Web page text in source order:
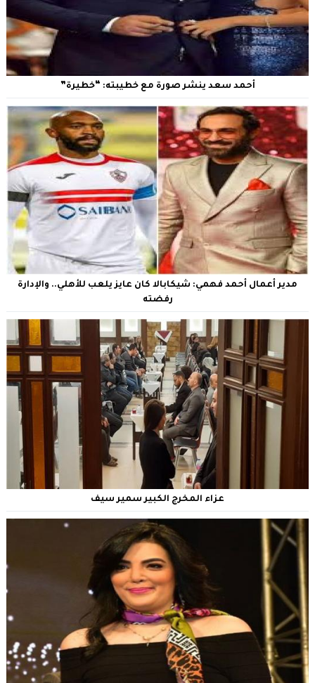
أحمد سعد ينشر صورة مع خطيبته: “خطيرة”
مدير أعمال أحمد فهمي: شيكابالا كان عايز يلعب للأهلي.. والإدارة
رفضته
عزاء المخرج الكبير سمير سيف